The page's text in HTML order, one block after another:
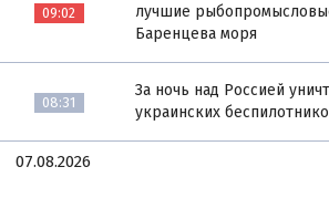
09:02
лучшие
Баренцева моря
08:31
За ночь над Россией
украинских
07.08.2026